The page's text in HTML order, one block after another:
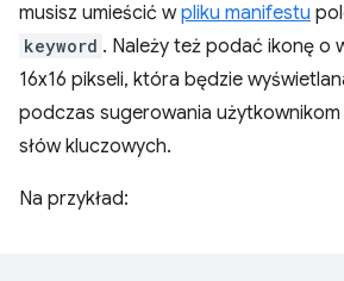
musisz umieścić wpliku manifestu
keyword . Należy też podać ikonę o
16x16 pikseli, która będzie
podczas sugerowania
słów kluczowych.
Na przykład: